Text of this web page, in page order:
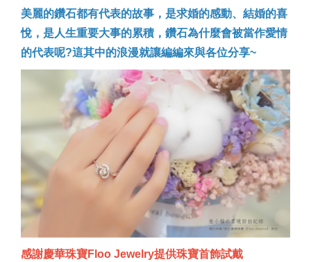
美麗的鑽石都有代表的故事，是求婚的感動、結婚的喜
悅，是人生重要大事的累積，鑽石為什麼會被當作愛情
的代表呢?這其中的浪漫就讓編編來與各位分享~
感謝慶華珠寶Floo Jewelry提供珠寶首飾試戴